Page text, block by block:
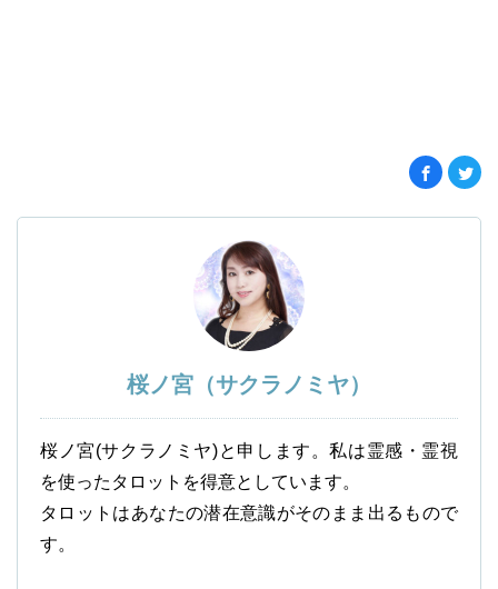
桜ノ宮（サクラノミヤ）
桜ノ宮(サクラノミヤ)と申します。私は霊感・霊視
を使ったタロットを得意としています。
タロットはあなたの潜在意識がそのまま出るもので
す。